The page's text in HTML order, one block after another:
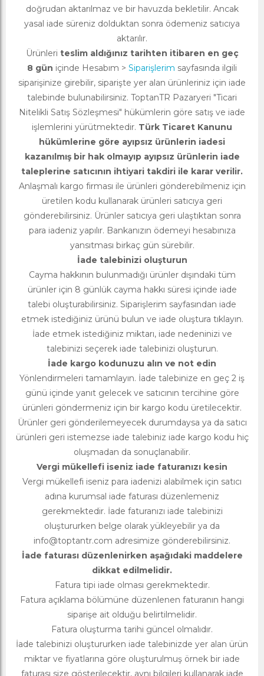
doğrudan aktarılmaz ve bir havuzda bekletilir. Ancak
yasal iade süreniz dolduktan sonra ödemeniz satıcıya
aktarılır.
Ürünleri teslim aldığınız tarihten itibaren en geç
8 gün içinde Hesabım > Siparişlerim sayfasında ilgili
siparişinize girebilir, siparişte yer alan ürünleriniz için iade
talebinde bulunabilirsiniz. ToptanTR Pazaryeri "Ticari
Nitelikli Satış Sözleşmesi" hükümlerin göre satış ve iade
işlemlerini yürütmektedir. Türk Ticaret Kanunu
hükümlerine göre ayıpsız ürünlerin iadesi
kazanılmış bir hak olmayıp ayıpsız ürünlerin iade
taleplerine satıcının ihtiyari takdiri ile karar verilir.
Anlaşmalı kargo firması ile ürünleri gönderebilmeniz için
üretilen kodu kullanarak ürünleri satıcıya geri
gönderebilirsiniz. Ürünler satıcıya geri ulaştıktan sonra
para iadeniz yapılır. Bankanızın ödemeyi hesabınıza
yansıtması birkaç gün sürebilir.
İade talebinizi oluşturun
Cayma hakkının bulunmadığı ürünler dışındaki tüm
ürünler için 8 günlük cayma hakkı süresi içinde iade
talebi oluşturabilirsiniz. Siparişlerim sayfasından iade
etmek istediğiniz ürünü bulun ve iade oluştura tıklayın.
İade etmek istediğiniz miktarı, iade nedeninizi ve
talebinizi seçerek iade talebinizi oluşturun.
İade kargo kodunuzu alın ve not edin
Yönlendirmeleri tamamlayın. İade talebinize en geç 2 iş
günü içinde yanıt gelecek ve satıcının tercihine göre
ürünleri göndermeniz için bir kargo kodu üretilecektir.
Ürünler geri gönderilemeyecek durumdaysa ya da satıcı
ürünleri geri istemezse iade talebiniz iade kargo kodu hiç
oluşmadan da sonuçlanabilir.
Vergi mükellefi iseniz iade faturanızı kesin
Vergi mükellefi iseniz para iadenizi alabilmek için satıcı
adına kurumsal iade faturası düzenlemeniz
gerekmektedir. İade faturanızı iade talebinizi
oluştururken belge olarak yükleyebilir ya da
info@toptantr.com adresimize gönderebilirsiniz.
İade faturası düzenlenirken aşağıdaki maddelere
dikkat edilmelidir.
Fatura tipi iade olması gerekmektedir.
Fatura açıklama bölümüne düzenlenen faturanın hangi
siparişe ait olduğu belirtilmelidir.
Fatura oluşturma tarihi güncel olmalıdır.
İade talebinizi oluştururken iade talebinizde yer alan ürün
miktar ve fiyatlarına göre oluşturulmuş örnek bir iade
faturası size gösterilecektir, aynı bilgileri kullanarak iade